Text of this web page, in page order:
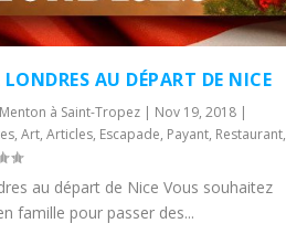
LONDRES AU DÉPART DE NICE
à Saint-Tropez | Nov 19, 2018 |
,Art,Articles, Escapade, Payant, Restaurant,
au départ de Nice Vous souhaitez
famille pour passer des...